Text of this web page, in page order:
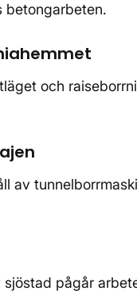
betongarbeten.
och
av
pågår